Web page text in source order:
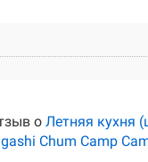
о Летняя кухня
Chum Camp